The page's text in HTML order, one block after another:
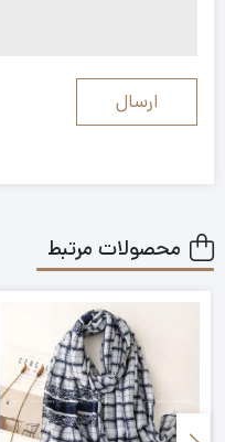
محصولات مرتبط